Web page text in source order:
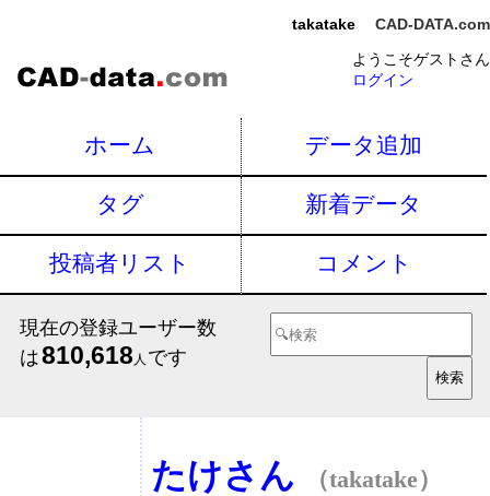
takatake
CAD-DATA.com
ようこそゲストさん
ログイン
ホーム データ追加
タグ 新着データ
投稿者リスト コメント
現在の登録ユーザー数
は810,618 人 です
たけさん （takatake）